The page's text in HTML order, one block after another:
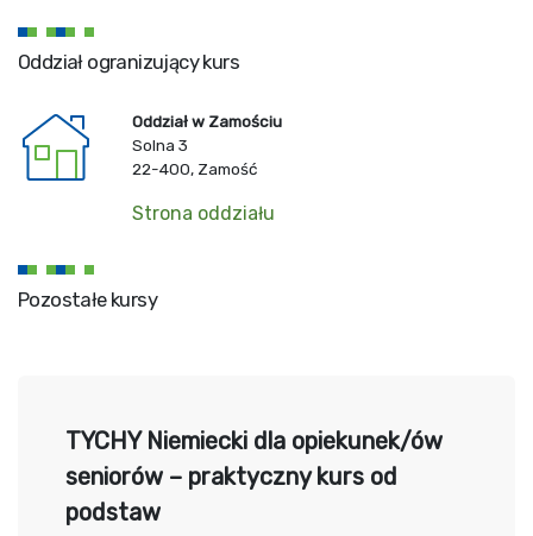
Oddział ogranizujący kurs
Oddział w Zamościu
Solna 3
22-400, Zamość
Strona oddziału
Pozostałe kursy
TYCHY Niemiecki dla opiekunek/ów
seniorów – praktyczny kurs od
podstaw